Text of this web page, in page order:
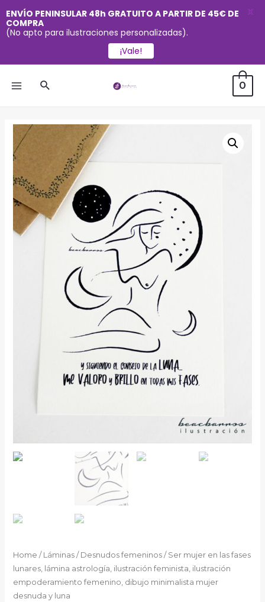
Buscar 0
Home / Láminas/ Desnudos femeninos/ Ser mujer en las fases
lunares, lámina astrología, ilustración feminista, ilustración
empoderamiento femenino, dibujo minimalista mujer
desnuda y luna
ENVÍO PENINSULAR 48h GRATUITO A PARTIR DE 45€ DE
COMPRA
(No apto para ilustraciones personalizadas).
¡Vale!
X